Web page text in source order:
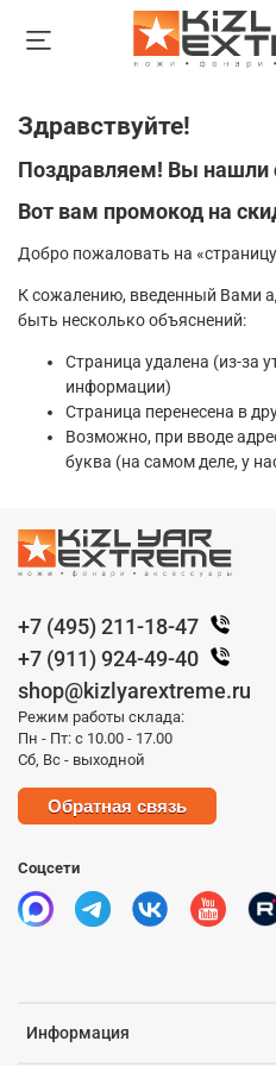
Здравствуйте!
Поздравляем! Вы нашли
Вот вам промокод на
Добро пожаловать на
К сожалению, введенный Вами
быть несколько объяснений:
Страница удалена (из-за
информации)
Страница перенесена в
Возможно, при вводе
буква (на самом деле, у
Информация
+7 (495) 211-18-47
+7 (911) 924-49-40
shop@kizlyarextreme.ru
Режим работы склада:
Пн - Пт: с 10.00 - 17.00
Сб, Вс - выходной
Обратная связь
Соцсети